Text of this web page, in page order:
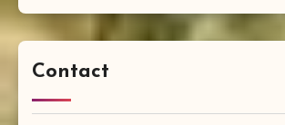
Contact